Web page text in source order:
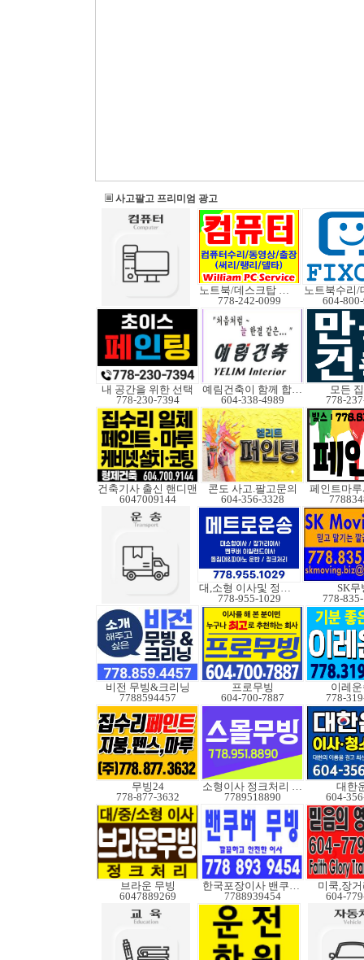
사고팔고 프리미엄 광고
노트북/데스크탑 수리
778-242-0099
604-
내 공간을 위한 선택
778-230-7394
예림건축이 함께 합니다
604-338-4989
모든
778-
건축기사 출신 핸디맨
6047009144
콘도 사고.팔고문의
604-356-3328
페인트마
대,소형 이사및 정크처
778-955-1029
SK무
778-
비전 무빙&크리닝
7788594457
프로무빙
604-700-7887
이레
778-
무빙24
778-877-3632
소형이사 정크처리 무빙
7789518890
대한
604-
브라운 무빙
6047889269
한국포장이사 밴쿠버무빙
7788939454
미쿡,장
604-